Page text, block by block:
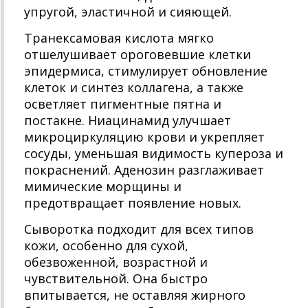
упругой, эластичной и сияющей.
Транексамовая кислота мягко
отшелушивает ороговевшие клетки
эпидермиса, стимулирует обновление
клеток и синтез коллагена, а также
осветляет пигментные пятна и
постакне. Ниацинамид улучшает
микроциркуляцию крови и укрепляет
сосуды, уменьшая видимость купероза и
покраснений. Аденозин разглаживает
мимические морщины и
предотвращает появление новых.
Сыворотка подходит для всех типов
кожи, особенно для сухой,
обезвоженной, возрастной и
чувствительной. Она быстро
впитывается, не оставляя жирного